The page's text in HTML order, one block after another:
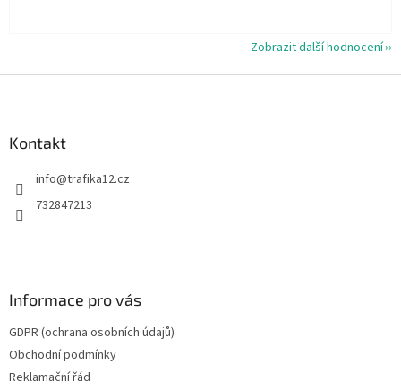
Zobrazit další hodnocení
Kontakt
info@trafika12.cz
732847213
Informace pro vás
GDPR (ochrana osobních údajů)
Obchodní podmínky
Reklamační řád